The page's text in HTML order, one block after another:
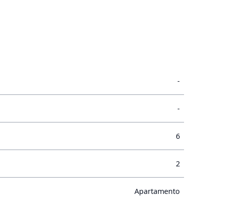
-
-
6
2
Apartamento